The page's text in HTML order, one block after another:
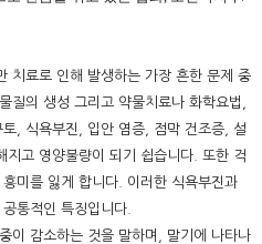
치료로 인해 발생하는 가장 흔한 문제 중
질의 생성 그리고 약물치료나 화학요법,
, 식욕부진, 입안 염증, 점막 건조증, 설
고 영양불량이 되기 쉽습니다. 또한 걱
미를 잃게 합니다. 이러한 식욕부진과
통적인 특징입니다.
이 감소하는 것을 말하며, 말기에 나타나